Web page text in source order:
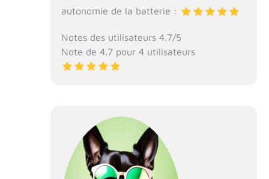
autonomie de la batterie :
Notes des utilisateurs 4.7/5
Note de 4.7 pour 4 utilisateurs